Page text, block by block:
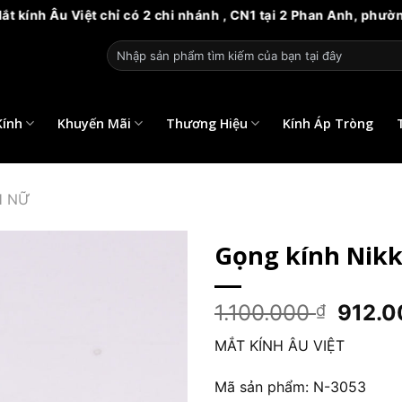
có 2 chi nhánh , CN1 tại 2 Phan Anh, phường 14, quận 6.
Tìm
kiếm:
Khuyến Mãi Thương Hiệu Kính Áp Tròng
NỮ
Gọng kính
1.100.000₫
Giá
gốc
là:
MẮT KÍNH ÂU VIỆT
Mã sản phẩm: N-3053